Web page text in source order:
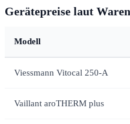
Gerätepreise laut
Modell
Viessmann Vitocal 250-A
Vaillant aroTHERM plus